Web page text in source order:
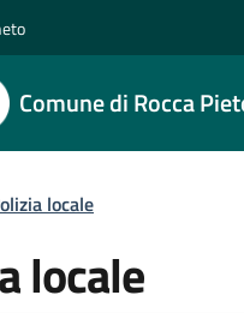
Comune di Rocca
di pane
locale
locale